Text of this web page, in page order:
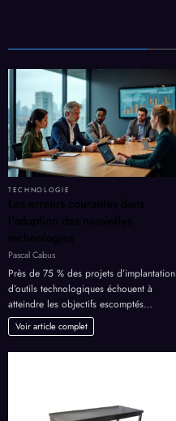
TECHNOLOGIE
Les erreurs courantes dans
l’adoption des nouvelles
technologies
Pascal Cabus
Près de 75 % des projets d’implantation
d’outils technologiques échouent à
atteindre les objectifs escomptés…
Voir article complet